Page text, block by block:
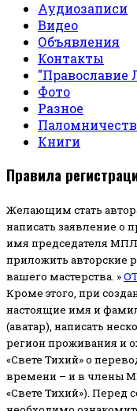
Аудиозаписи
Видео
Объявления
Контакты
Фото
Разное
Книги
Правила
Желающим стать
написать заявление о
имя председателя
приложить авторские
вашего мастерства. »
Кроме этого, при
настоящие имя и
(аватар), написать
регион проживания и
«Свете Тихий» о
времени – и в члены
«Свете Тихий»). Перед